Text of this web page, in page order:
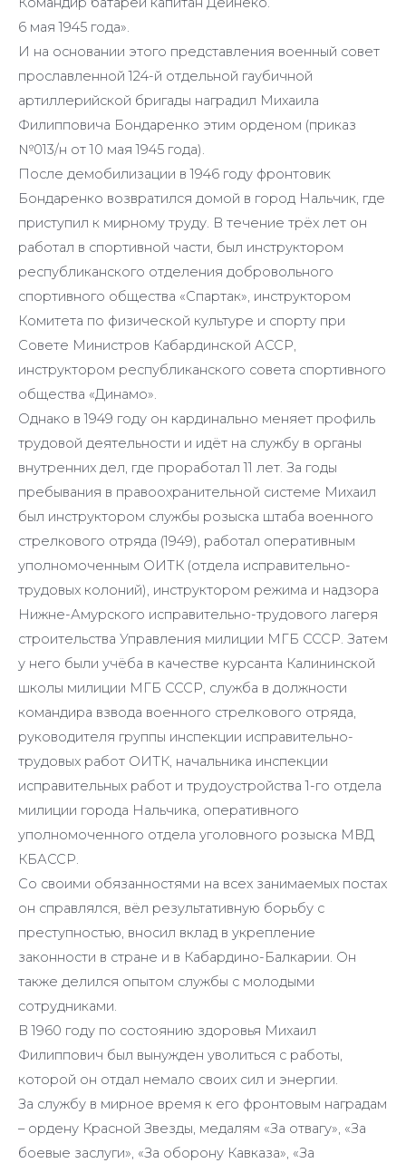
6 мая 1945 года».
И на основании этого представления военный совет
прославленной 124-й отдельной гаубичной
артиллерийской бригады наградил Михаила
Филипповича Бондаренко этим орденом (приказ
№013/н от 10 мая 1945 года).
После демобилизации в 1946 году фронтовик
Бондаренко возвратился домой в город Нальчик, где
приступил к мирному труду. В течение трёх лет он
работал в спортивной части, был инструктором
республиканского отделения добровольного
спортивного общества «Спартак», инструктором
Комитета по физической культуре и спорту при
Совете Министров Кабардинской АССР,
инструктором республиканского совета спортивного
общества «Динамо».
Однако в 1949 году он кардинально меняет профиль
трудовой деятельности и идёт на службу в органы
внутренних дел, где проработал 11 лет. За годы
пребывания в правоохранительной системе Михаил
был инструктором службы розыска штаба военного
стрелкового отряда (1949), работал оперативным
уполномоченным ОИТК (отдела исправительно-
трудовых колоний), инструктором режима и надзора
Нижне-Амурского исправительно-трудового лагеря
строительства Управления милиции МГБ СССР. Затем
у него были учёба в качестве курсанта Калининской
школы милиции МГБ СССР, служба в должности
командира взвода военного стрелкового отряда,
руководителя группы инспекции исправительно-
трудовых работ ОИТК, начальника инспекции
исправительных работ и трудоустройства 1-го отдела
милиции города Нальчика, оперативного
уполномоченного отдела уголовного розыска МВД
КБАССР.
Со своими обязанностями на всех занимаемых постах
он справлялся, вёл результативную борьбу с
преступностью, вносил вклад в укрепление
законности в стране и в Кабардино-Балкарии. Он
также делился опытом службы с молодыми
сотрудниками.
В 1960 году по состоянию здоровья Михаил
Филиппович был вынужден уволиться с работы,
которой он отдал немало своих сил и энергии.
За службу в мирное время к его фронтовым наградам
– ордену Красной Звезды, медалям «За отвагу», «За
боевые заслуги», «За оборону Кавказа», «За